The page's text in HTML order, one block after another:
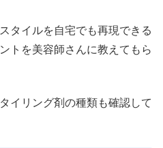
タイルを自宅でも再現できる
トを美容師さんに教えてもら
イリング剤の種類も確認して